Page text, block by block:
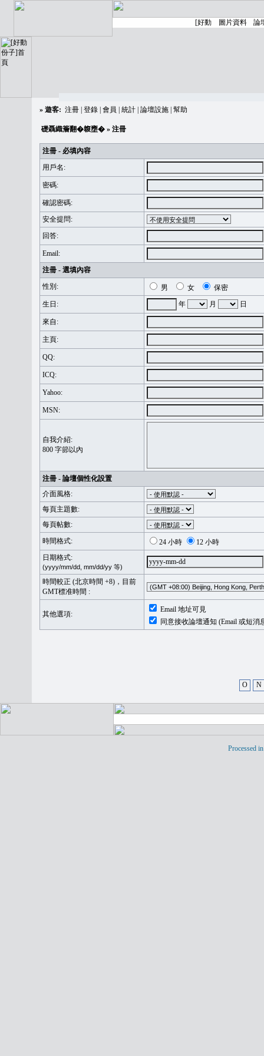
» 遊客: 注冊 登錄 會員 統計 論壇設施 幫助
礎聶織簷翻�䪖壅� » 注冊
注冊 - 必填內容
用戶名:
密碼:
確認密碼:
安全提問:
回答:
Email:
注冊 - 選填內容
性別:
男 女
保密
生日:
年 月 日
來自:
主頁:
QQ:
ICQ:
Yahoo:
MSN:
自我介紹:
800 字節以內
注冊 - 論壇個性化設置
介面風格:
每頁主題數:
每頁帖數:
時間格式:
24 小時
12 小時
日期格式:
(yyyy/mm/dd, mm/dd/yy 等)
時間較正 (北京時間 +8)，目前
GMT標准時間 :
其他選項:
Email 地址可見
同意接收論壇通知 (Email 或短消
O N
Processed